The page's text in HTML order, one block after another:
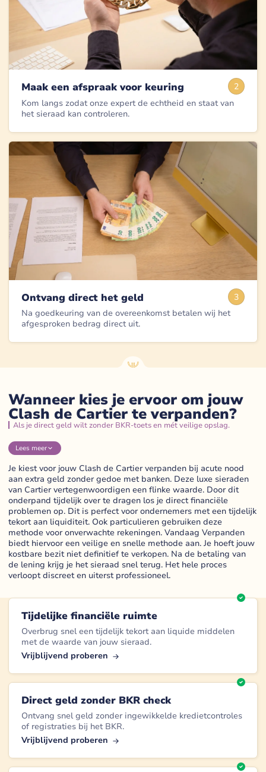
2
Maak een afspraak voor keuring
Kom langs zodat onze expert de echtheid en staat van
het sieraad kan controleren.
3
Ontvang direct het geld
Na goedkeuring van de overeenkomst betalen wij het
afgesproken bedrag direct uit.
Wanneer kies je ervoor om jouw
Clash de Cartier te verpanden?
Als je direct geld wilt zonder BKR-toets en mét veilige opslag.
Lees meer
Je kiest voor jouw Clash de Cartier verpanden bij acute nood
aan extra geld zonder gedoe met banken. Deze luxe sieraden
van Cartier vertegenwoordigen een flinke waarde. Door dit
onderpand tijdelijk over te dragen los je direct financiële
problemen op. Dit is perfect voor ondernemers met een tijdelijk
tekort aan liquiditeit. Ook particulieren gebruiken deze
methode voor onverwachte rekeningen. Vandaag Verpanden
biedt hiervoor een veilige en snelle methode aan. Je hoeft jouw
kostbare bezit niet definitief te verkopen. Na de betaling van
de lening krijg je het sieraad snel terug. Het hele proces
verloopt discreet en uiterst professioneel.
Tijdelijke financiële ruimte
Overbrug snel een tijdelijk tekort aan liquide middelen
met de waarde van jouw sieraad.
Vrijblijvend proberen
Direct geld zonder BKR check
Ontvang snel geld zonder ingewikkelde kredietcontroles
of registraties bij het BKR.
Vrijblijvend proberen